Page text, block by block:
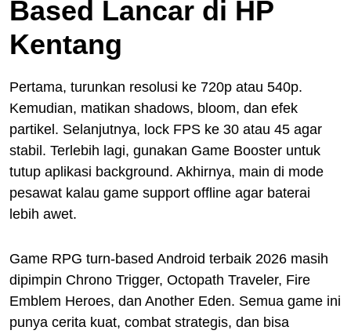
Based Lancar di HP
Kentang
Pertama, turunkan resolusi ke 720p atau 540p.
Kemudian, matikan shadows, bloom, dan efek
partikel. Selanjutnya, lock FPS ke 30 atau 45 agar
stabil. Terlebih lagi, gunakan Game Booster untuk
tutup aplikasi background. Akhirnya, main di mode
pesawat kalau game support offline agar baterai
lebih awet.
Game RPG turn-based Android terbaik 2026 masih
dipimpin Chrono Trigger, Octopath Traveler, Fire
Emblem Heroes, dan Another Eden. Semua game ini
punya cerita kuat, combat strategis, dan bisa